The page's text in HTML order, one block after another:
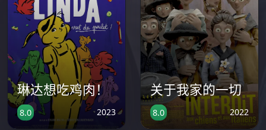
琳达想吃鸡肉！
8.0 2023
关于我家的一切
8.0 2022